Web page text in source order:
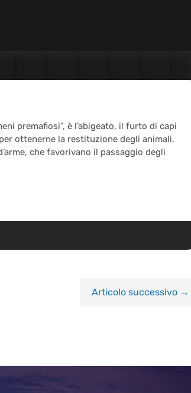
premafiosi”, è l’abigeato, il furto di capi
ottenerne la restituzione degli animali.
che favorivano il passaggio degli
Articolo successivo→